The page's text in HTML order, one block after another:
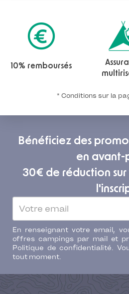
10% remboursés
* Conditions sur la
Bénéficiez des
en avant-
30€ de réduction
En renseignant votre email,
offres campings par mail et
Politique de confidentialité.
tout moment.